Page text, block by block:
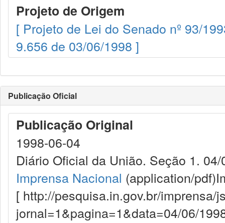
Projeto de Origem
[ Projeto de Lei do Senado nº 93/
9.656 de 03/06/1998 ]
Publicação Oficial
Publicação Original
1998-06-04
Diário Oficial da União. Seção 1.
Imprensa Nacional (application/pdf)
[ http://pesquisa.in.gov.br/imprensa/
jornal=1&pagina=1&data=04/06/